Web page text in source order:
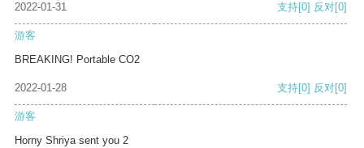
2022-01-31 支持[0] 反对[0]
游客
BREAKING! Portable CO2
2022-01-28 支持[0] 反对[0]
游客
Horny Shriya sent you 2